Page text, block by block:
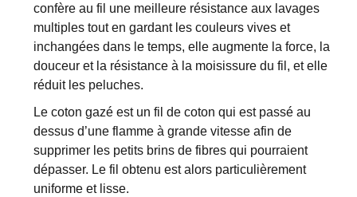
confère au fil une meilleure résistance aux lavages
multiples tout en gardant les couleurs vives et
inchangées dans le temps, elle augmente la force, la
douceur et la résistance à la moisissure du fil, et elle
réduit les peluches.
Le coton gazé est un fil de coton qui est passé au
dessus d’une flamme à grande vitesse afin de
supprimer les petits brins de fibres qui pourraient
dépasser. Le fil obtenu est alors particulièrement
uniforme et lisse.